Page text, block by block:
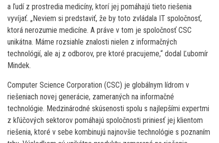
a ľudí z prostredia medicíny, ktorí jej pomáhajú tieto riešenia
vyvíjať. „Neviem si predstaviť, že by toto zvládala IT spoločnosť,
ktorá nerozumie medicíne. A práve v tom je spoločnosť CSC
unikátna. Máme rozsiahle znalosti nielen z informačných
technológií, ale aj z odborov, pre ktoré pracujeme,“ dodal Ľubomír
Mindek.
Computer Science Corporation (CSC) je globálnym lídrom v
riešeniach novej generácie, zameraných na informačné
technológie. Medzinárodné skúsenosti spolu s najlepšími expertmi
z kľúčových sektorov pomáhajú spoločnosti priniesť jej klientom
riešenia, ktoré v sebe kombinujú najnovšie technológie s poznaním